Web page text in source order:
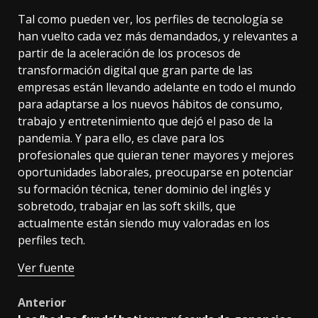
Tal como pueden ver, los perfiles de tecnología se
han vuelto cada vez más demandados, y relevantes a
partir de la aceleración de los procesos de
transformación digital que gran parte de las
empresas están llevando adelante en todo el mundo
para adaptarse a los nuevos hábitos de consumo,
trabajo y entretenimiento que dejó el paso de la
pandemia. Y para ello, es clave para los
profesionales que quieran tener mayores y mejores
oportunidades laborales, preocuparse en potenciar
su formación técnica, tener dominio del inglés y
sobretodo, trabajar en las soft skills, que
actualmente están siendo muy valoradas en los
perfiles tech.
Ver fuente
Post
Anterior